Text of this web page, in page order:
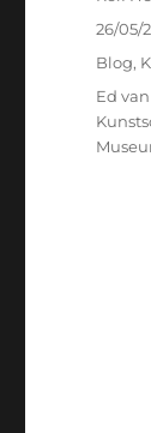
op
26/05/
Blog,
Tags
Ed